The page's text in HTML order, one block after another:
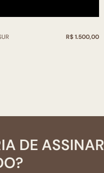
R$ 1.500,00
DE ASSINAR